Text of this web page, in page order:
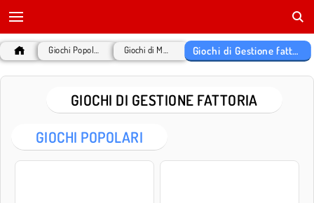
Giochi di Gestione fattoria
GIOCHI DI GESTIONE FATTORIA
GIOCHI POPOLARI